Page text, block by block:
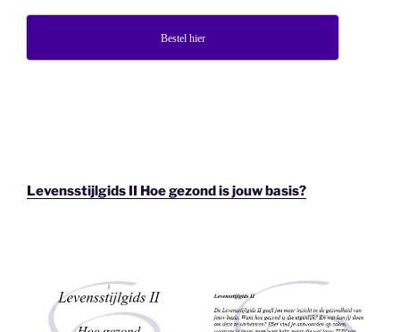
Bestel hier
Levensstijlgids II Hoe gezond is jouw basis?